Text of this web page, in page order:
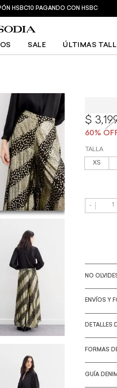
HSBC10 PAGANDO CON HSBC
SALE ÚLTIMAS
TALLA
XS
-
NO
ENVÍOS Y
DETALLES
FORMAS
GUÍA DENIM